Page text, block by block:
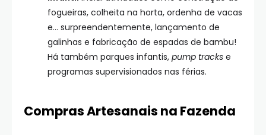
fogueiras, colheita na horta, ordenha de vacas
e… surpreendentemente, lançamento de
galinhas e fabricação de espadas de bambu!
Há também parques infantis, pump tracks e
programas supervisionados nas férias.
Compras Artesanais na Fazenda